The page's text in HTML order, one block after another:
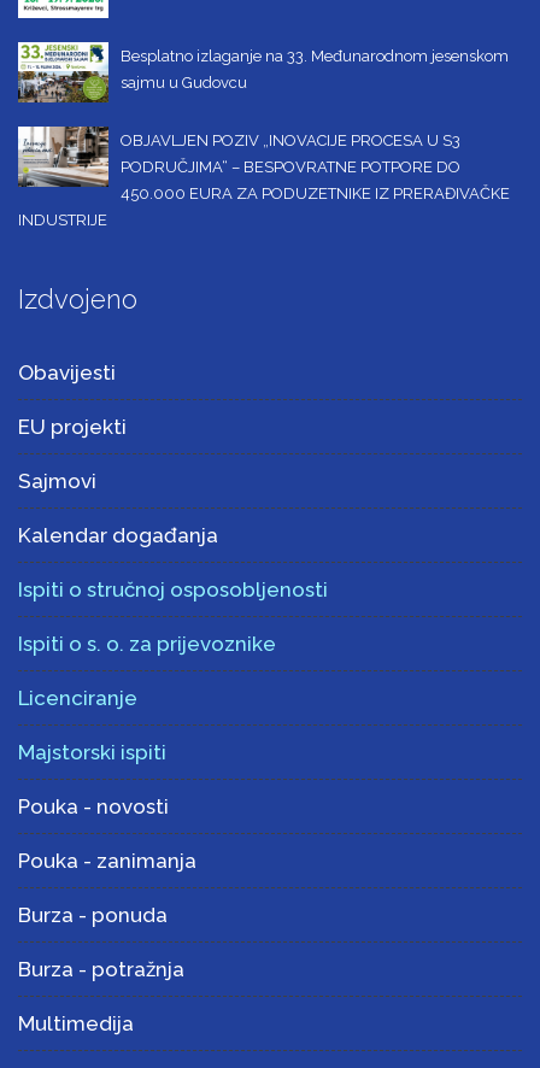
Besplatno izlaganje na 33. Međunarodnom jesenskom
sajmu u Gudovcu
OBJAVLJEN POZIV „INOVACIJE PROCESA U S3
PODRUČJIMA“ – BESPOVRATNE POTPORE DO
450.000 EURA ZA PODUZETNIKE IZ PRERAĐIVAČKE
INDUSTRIJE
Izdvojeno
Obavijesti
EU projekti
Sajmovi
Kalendar događanja
Ispiti o stručnoj osposobljenosti
Ispiti o s. o. za prijevoznike
Licenciranje
Majstorski ispiti
Pouka - novosti
Pouka - zanimanja
Burza - ponuda
Burza - potražnja
Multimedija